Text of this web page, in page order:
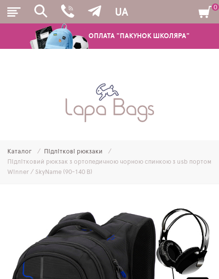
ОПЛАТА "ПАКУНОК ШКОЛЯРА"
UA
ШКІЛЬНІ РЮКЗАКИ ТА РАНЦІ
МОЛОДІЖНІ РЮКЗАКИ
ПЛЯШКИ ДЛЯ ВОДИ
DELUNE
SCHOOL STANDARD
0
Каталог
Підліткові рюкзаки
Підлітковий рюкзак з ортопедичною чорною спинкою з usb портом
Winner / SkyName (90-140 B)